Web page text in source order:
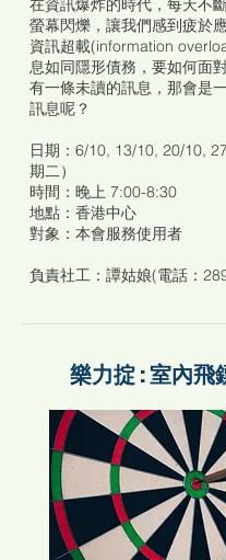
在資訊爆炸的時代，每天不
螢幕閃爍，讓我們感到疲於
資訊超載(information
息如同隱形債務，要如何面
有一條未讀的訊息，那會是
訊息呢？
日期：6/10, 13/10, 20/10,
期二）
時間：晚上 7:00-8:30
地點：香港中心
對象：本會服務使用者
負責社工：譚姑娘(電話：
樂力掟 : 室內飛